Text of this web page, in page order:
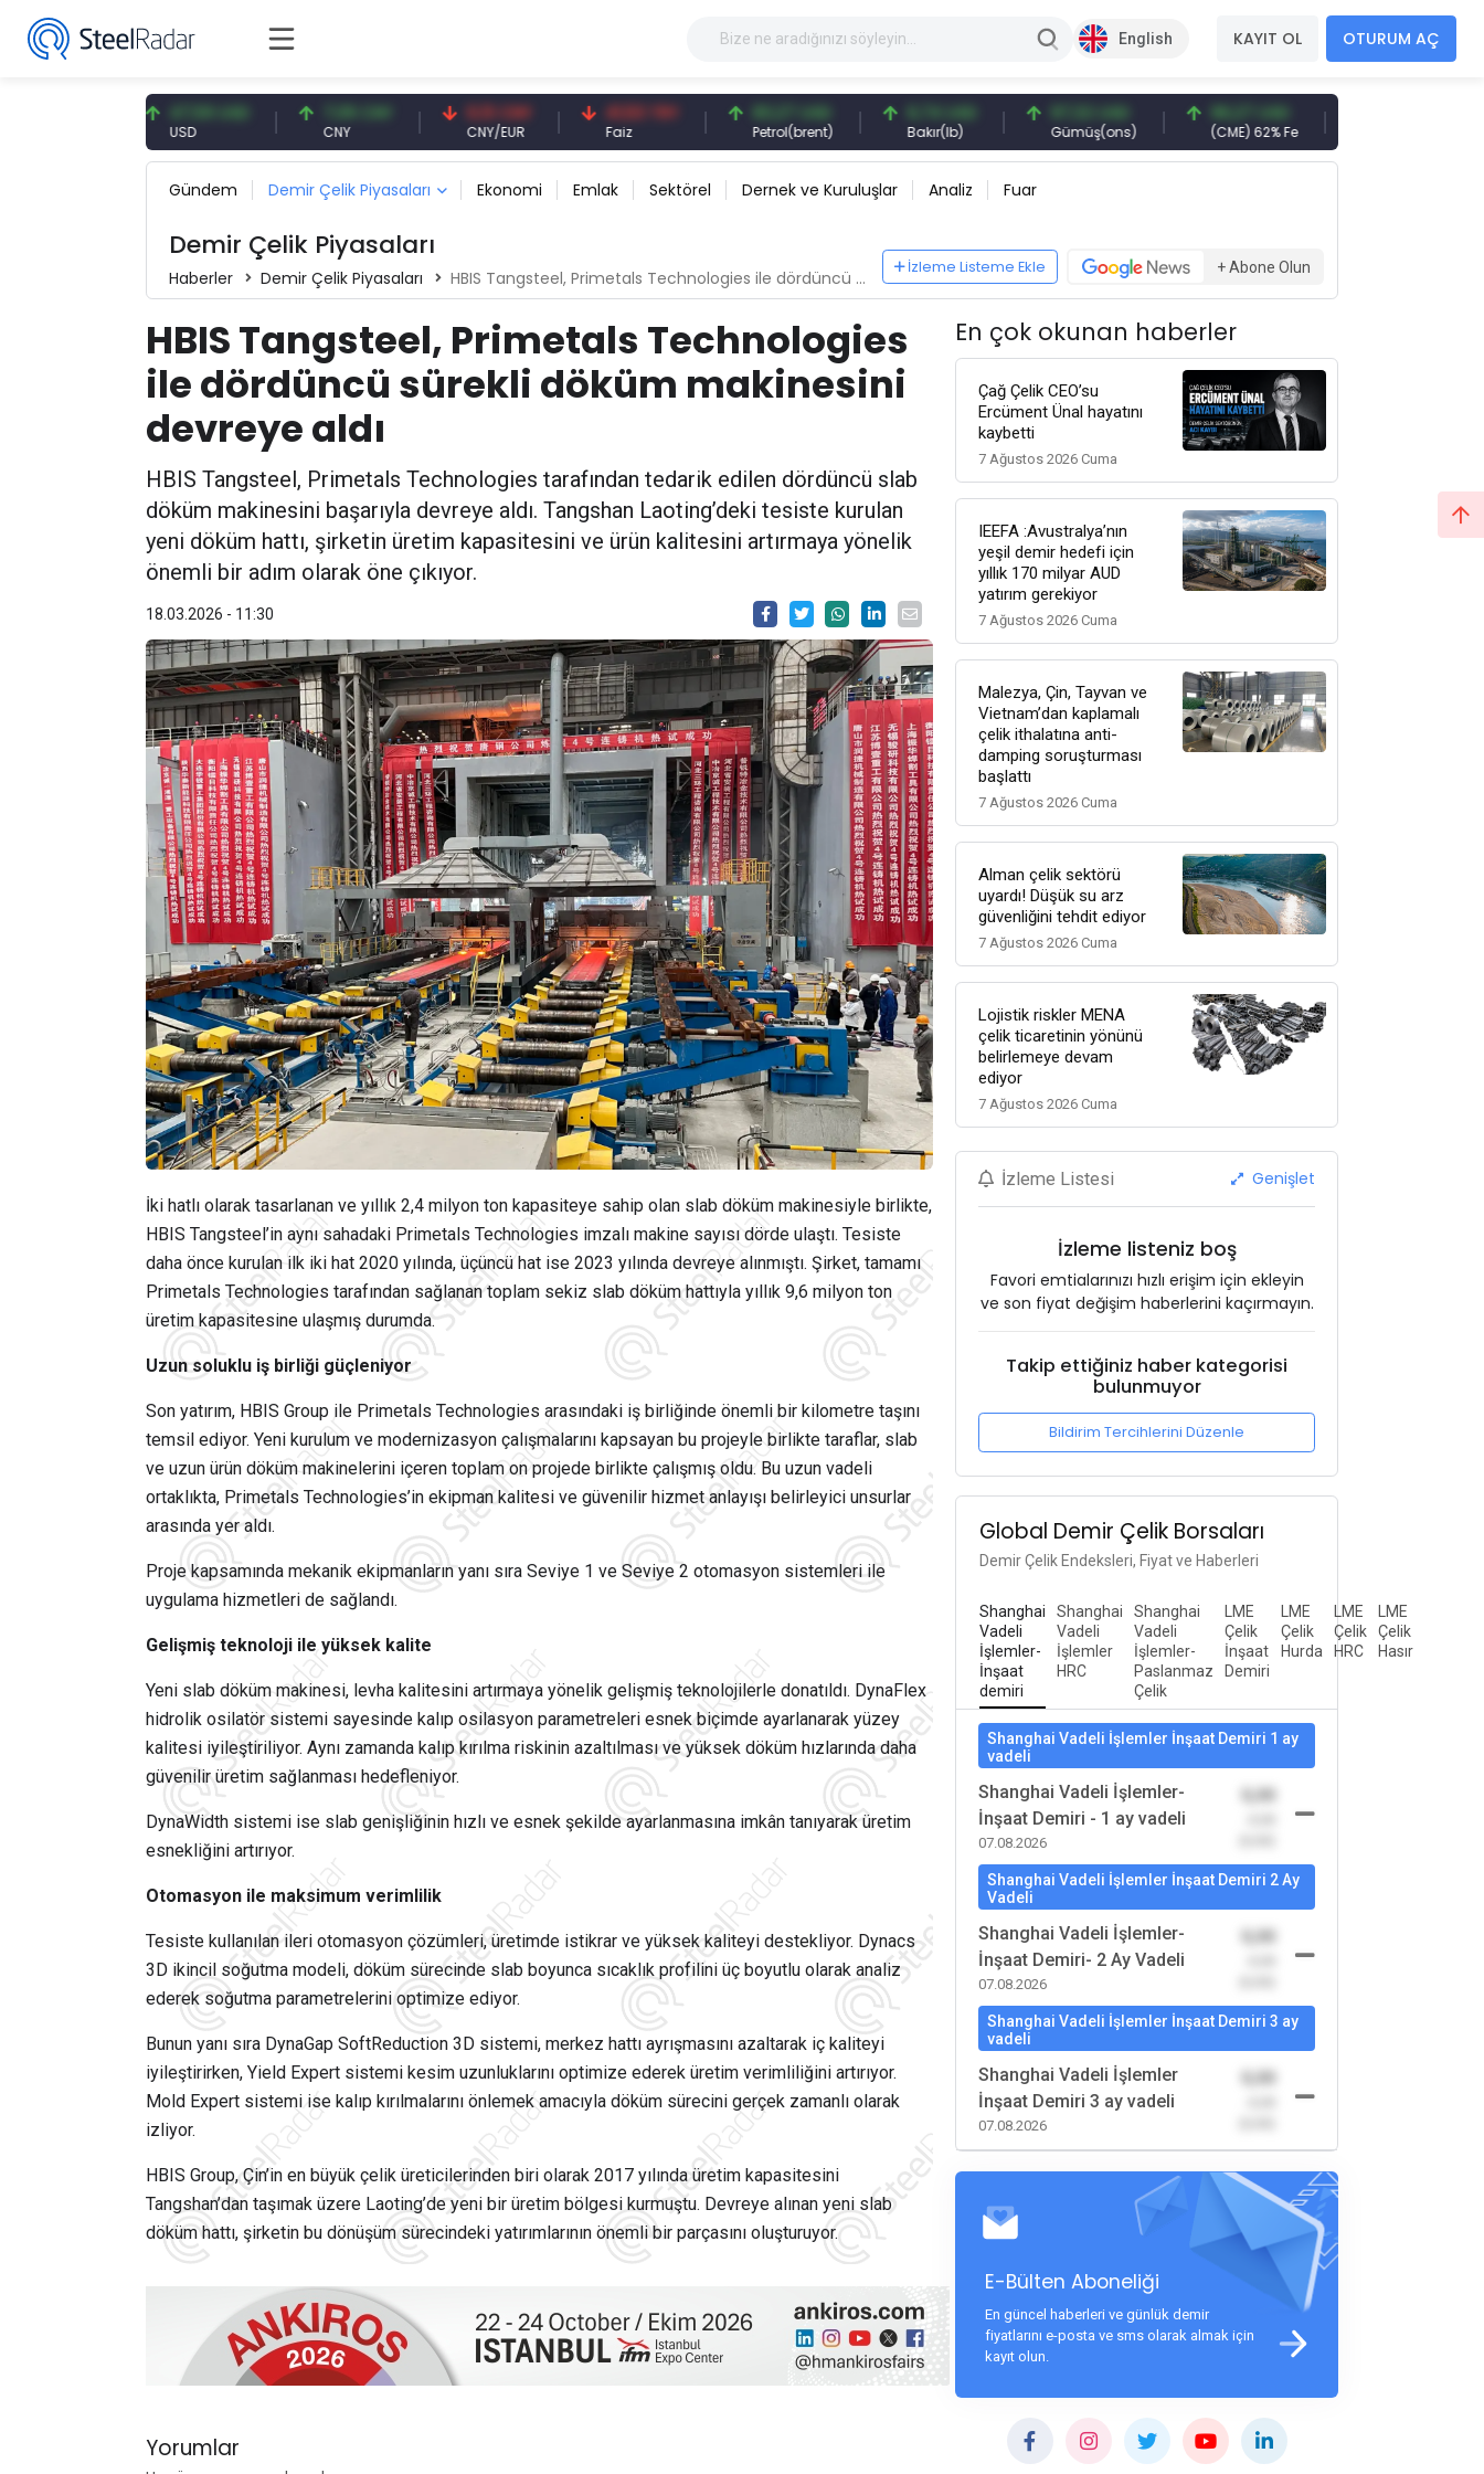
English KAYIT OL OTURUM AÇ
47,59 USD 7,09 CNY
CNY
0,13 CNY
CNY/EUR
41,53 TRY
Faiz
83,27 USD
Petrol(brent)
6,74 USD
Bakır(lb)
97,32 USD
Gümüş(ons)
96,27 USD
(CME) 62% Fe
377,25 USD
Gemi Söküm
Gündem Demir Çelik Piyasaları Ekonomi Emlak Sektörel Dernek ve Kuruluşlar Analiz Fuar
Demir Çelik Piyasaları
Haberler Demir Çelik Piyasaları HBIS Tangsteel, Primetals Technologies ile dördüncü sürekli döküm makinesini devreye aldı
İzleme Listeme Ekle + Abone Olun
HBIS Tangsteel, Primetals Technologies
ile dördüncü sürekli döküm makinesini
devreye aldı
HBIS Tangsteel, Primetals Technologies tarafından tedarik edilen dördüncü slab
döküm makinesini başarıyla devreye aldı. Tangshan Laoting’deki tesiste kurulan
yeni döküm hattı, şirketin üretim kapasitesini ve ürün kalitesini artırmaya yönelik
önemli bir adım olarak öne çıkıyor.
18.03.2026 - 11:30
İki hatlı olarak tasarlanan ve yıllık 2,4 milyon ton kapasiteye sahip olan slab döküm makinesiyle birlikte,
HBIS Tangsteel’in aynı sahadaki Primetals Technologies imzalı makine sayısı dörde ulaştı. Tesiste
daha önce kurulan ilk iki hat 2020 yılında, üçüncü hat ise 2023 yılında devreye alınmıştı. Şirket, tamamı
Primetals Technologies tarafından sağlanan toplam sekiz slab döküm hattıyla yıllık 9,6 milyon ton
üretim kapasitesine ulaşmış durumda.
Uzun soluklu iş birliği güçleniyor
Son yatırım, HBIS Group ile Primetals Technologies arasındaki iş birliğinde önemli bir kilometre taşını
temsil ediyor. Yeni kurulum ve modernizasyon çalışmalarını kapsayan bu projeyle birlikte taraflar, slab
ve uzun ürün döküm makinelerini içeren toplam on projede birlikte çalışmış oldu. Bu uzun vadeli
ortaklıkta, Primetals Technologies’in ekipman kalitesi ve güvenilir hizmet anlayışı belirleyici unsurlar
arasında yer aldı.
Proje kapsamında mekanik ekipmanların yanı sıra Seviye 1 ve Seviye 2 otomasyon sistemleri ile
uygulama hizmetleri de sağlandı.
Gelişmiş teknoloji ile yüksek kalite
Yeni slab döküm makinesi, levha kalitesini artırmaya yönelik gelişmiş teknolojilerle donatıldı. DynaFlex
hidrolik osilatör sistemi sayesinde kalıp osilasyon parametreleri esnek biçimde ayarlanarak yüzey
kalitesi iyileştiriliyor. Aynı zamanda kalıp kırılma riskinin azaltılması ve yüksek döküm hızlarında daha
güvenilir üretim sağlanması hedefleniyor.
DynaWidth sistemi ise slab genişliğinin hızlı ve esnek şekilde ayarlanmasına imkân tanıyarak üretim
esnekliğini artırıyor.
Otomasyon ile maksimum verimlilik
Tesiste kullanılan ileri otomasyon çözümleri, üretimde istikrar ve yüksek kaliteyi destekliyor. Dynacs
3D ikincil soğutma modeli, döküm sürecinde slab boyunca sıcaklık profilini üç boyutlu olarak analiz
ederek soğutma parametrelerini optimize ediyor.
Bunun yanı sıra DynaGap SoftReduction 3D sistemi, merkez hattı ayrışmasını azaltarak iç kaliteyi
iyileştirirken, Yield Expert sistemi kesim uzunluklarını optimize ederek üretim verimliliğini artırıyor.
Mold Expert sistemi ise kalıp kırılmalarını önlemek amacıyla döküm sürecini gerçek zamanlı olarak
izliyor.
HBIS Group, Çin’in en büyük çelik üreticilerinden biri olarak 2017 yılında üretim kapasitesini
Tangshan’dan taşımak üzere Laoting’de yeni bir üretim bölgesi kurmuştu. Devreye alınan yeni slab
döküm hattı, şirketin bu dönüşüm sürecindeki yatırımlarının önemli bir parçasını oluşturuyor.
Yorumlar
En çok okunan haberler
Çağ Çelik CEO’su
Ercüment Ünal hayatını
kaybetti
7 Ağustos 2026 Cuma
IEEFA :Avustralya’nın
yeşil demir hedefi için
yıllık 170 milyar AUD
yatırım gerekiyor
7 Ağustos 2026 Cuma
Malezya, Çin, Tayvan ve
Vietnam’dan kaplamalı
çelik ithalatına anti-
damping soruşturması
başlattı
7 Ağustos 2026 Cuma
Alman çelik sektörü
uyardı! Düşük su arz
güvenliğini tehdit ediyor
7 Ağustos 2026 Cuma
Lojistik riskler MENA
çelik ticaretinin yönünü
belirlemeye devam
ediyor
7 Ağustos 2026 Cuma
İzleme Listesi Genişlet
İzleme listeniz boş
Favori emtialarınızı hızlı erişim için ekleyin
ve son fiyat değişim haberlerini kaçırmayın.
Takip ettiğiniz haber kategorisi
bulunmuyor
Bildirim Tercihlerini Düzenle
Global Demir Çelik Borsaları
Demir Çelik Endeksleri, Fiyat ve Haberleri
Shanghai
Vadeli
İşlemler-
İnşaat
demiri
Shanghai
Vadeli
İşlemler
HRC
Shanghai
Vadeli
İşlemler-
Paslanmaz
Çelik
LME
Çelik
İnşaat
Demiri
LME
Çelik
Hurda
LME
Çelik
HRC
LME
Çelik
Hasır
Shanghai Vadeli İşlemler İnşaat Demiri 1 ay
vadeli
Shanghai Vadeli İşlemler-
İnşaat Demiri - 1 ay vadeli
07.08.2026
0,00
Shanghai Vadeli İşlemler İnşaat Demiri 2 Ay
Vadeli
Shanghai Vadeli İşlemler-
İnşaat Demiri- 2 Ay Vadeli
07.08.2026
0,00
Shanghai Vadeli İşlemler İnşaat Demiri 3 ay
vadeli
Shanghai Vadeli İşlemler
İnşaat Demiri 3 ay vadeli
07.08.2026
0,00
E-Bülten Aboneliği
En güncel haberleri ve günlük demir
fiyatlarını e-posta ve sms olarak almak için
kayıt olun.